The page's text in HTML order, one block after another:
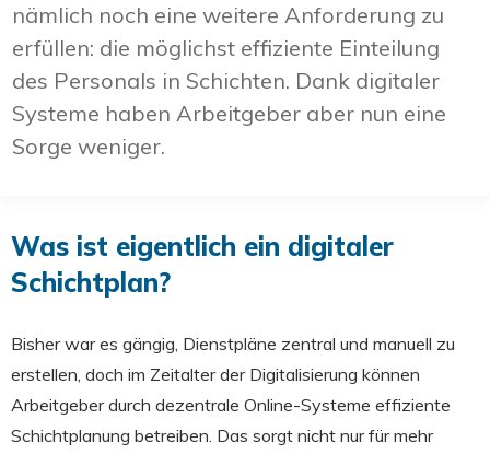
nämlich noch eine weitere Anforderung zu
erfüllen: die möglichst effiziente Einteilung
des Personals in Schichten. Dank digitaler
Systeme haben Arbeitgeber aber nun eine
Sorge weniger.
Was ist eigentlich ein digitaler
Schichtplan?
Bisher war es gängig, Dienstpläne zentral und manuell zu
erstellen, doch im Zeitalter der Digitalisierung können
Arbeitgeber durch dezentrale Online-Systeme effiziente
Schichtplanung betreiben. Das sorgt nicht nur für mehr